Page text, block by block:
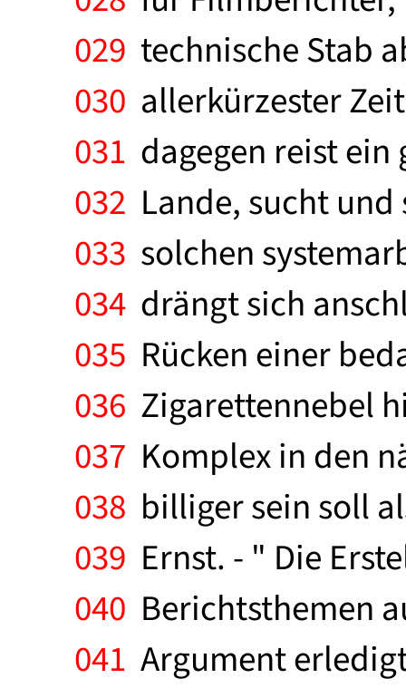
029 technische Stab
030 allerkürzester
031 dagegen reist
032 Lande, sucht
033 solchen
034 drängt sich
035 Rücken einer
036 Zigarettennebel
037 Komplex in den
038 billiger sein soll
039 Ernst. - " Die
040 Berichtsthemen
041 Argument